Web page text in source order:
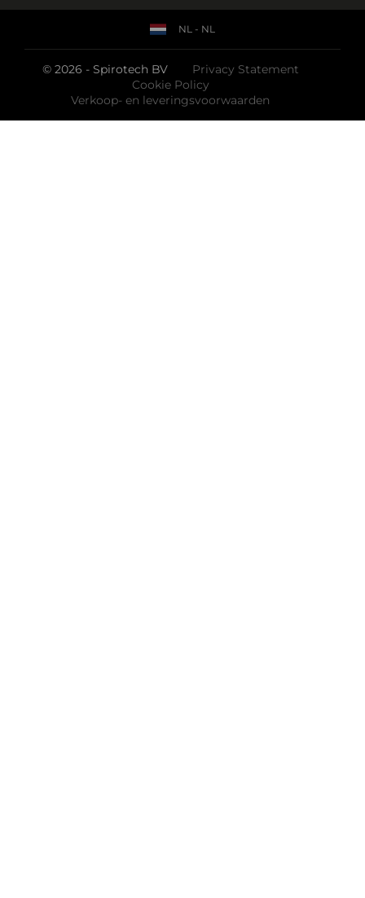
© 2026 - Spirotech BV
Privacy Statement
Cookie Policy
Verkoop- en leveringsvoorwaarden
NL - NL